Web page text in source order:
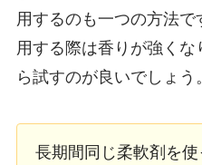
用するのも一つの方法
用する際は香りが強く
ら試すのが良いでしょう。
長期間同じ柔軟剤を